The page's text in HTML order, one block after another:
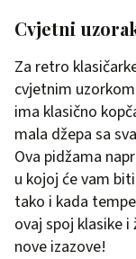
Cvjetni
Za retro
cvjetnim
ima klasično
mala džepa sa
Ova pidžama
u kojoj će vam
tako i kada
ovaj spoj klasike
nove izazove!